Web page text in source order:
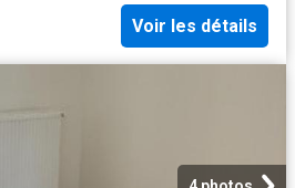
Voir les détails